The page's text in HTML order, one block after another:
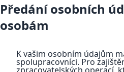
Předání osobních
osobám
K vašim osobním údajům
spolupracovníci. Pro